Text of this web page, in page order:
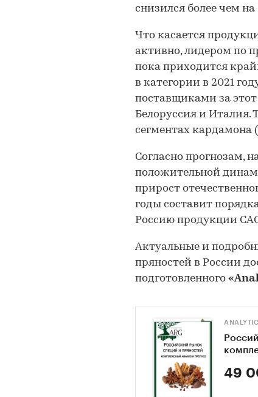
снизился более чем на
Что касается
активно, лидером по
пока приходится
в категории в 2021
поставщиками за
Белоруссия и Италия.
сегментах кардамона
Согласно прогнозам,
положительной
прирост
годы составит
Россию продукции
Актуальные и
пряностей в России
подготовленного
49